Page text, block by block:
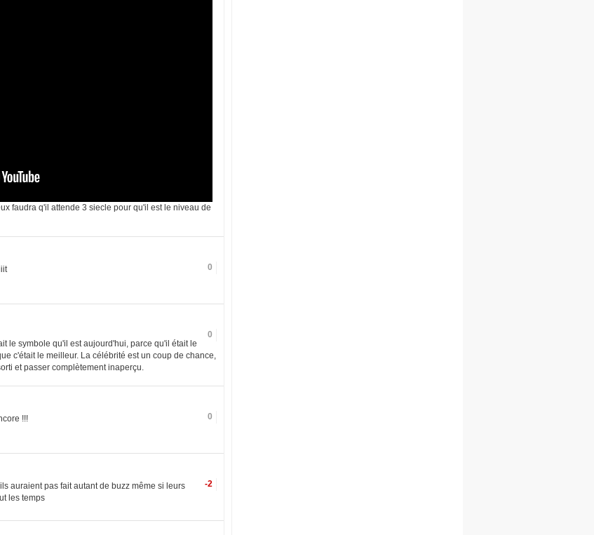
faudra q'il attende 3 siecle pour qu'il est le niveau de
0
0
le symbole qu'il est aujourd'hui, parce qu'il était le
c'était le meilleur. La célébrité est un coup de chance,
et passer complètement inaperçu.
0
!!!
-2
auraient pas fait autant de buzz même si leurs
les temps